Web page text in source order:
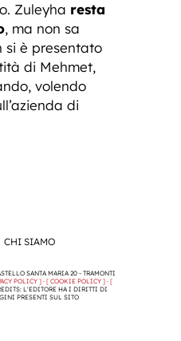
Zuleyha resta
, ma non sa
si è presentato
di Mehmet,
volendo
di
CHI SIAMO
SANTA MARIA 20 - TRAMONTI
POLICY ]· [ COOKIE POLICY ]· [
L'EDITORE HA I DIRITTI DI
PRESENTI SUL SITO